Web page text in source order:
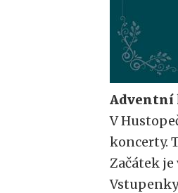
Adventní
V
koncerty.
Začátek